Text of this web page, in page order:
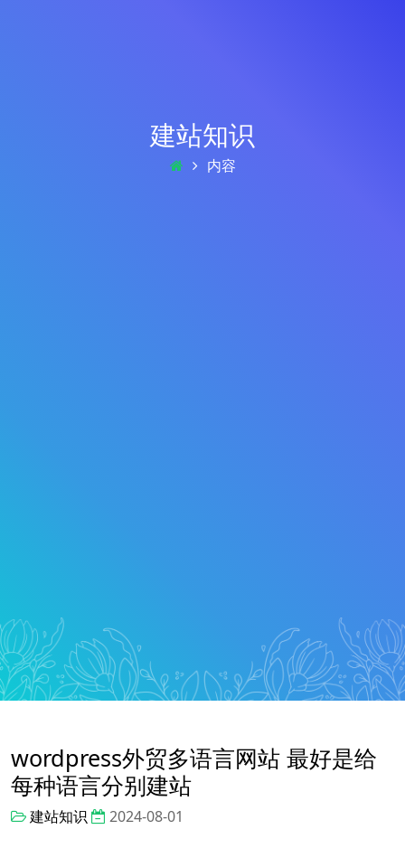
建站知识
内容
wordpress外贸多语言网站 最好是给
每种语言分别建站
建站知识 2024-08-01